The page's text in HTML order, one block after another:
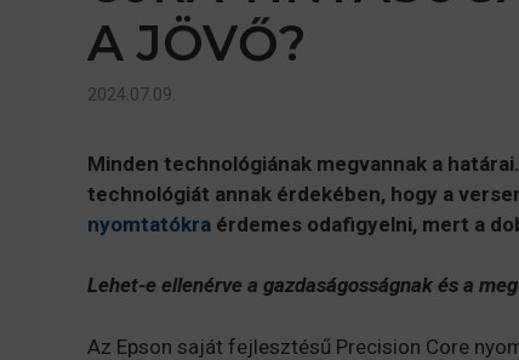
A JÖVŐ?
2024.07.09.
Minden technológiának megvannak a
technológiát annak érdekében, hogy a
nyomtatókra érdemes odafigyelni, mert a
Lehet-e ellenérve a gazdaságosságnak és a
Az Epson saját fejlesztésű Precision Core